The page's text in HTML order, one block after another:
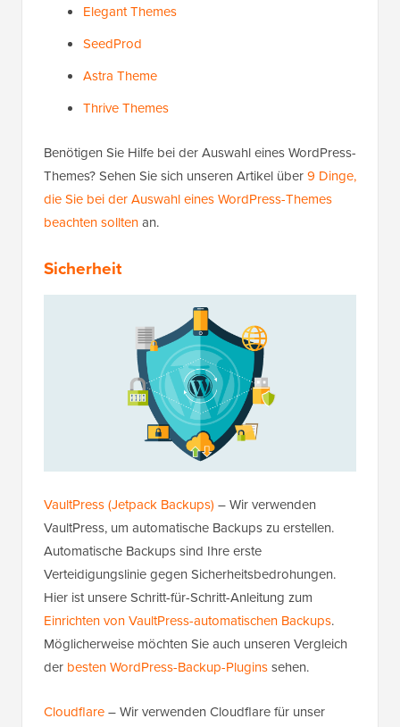
Elegant Themes
SeedProd
Astra Theme
Thrive Themes
Benötigen Sie Hilfe bei der Auswahl eines WordPress-
Themes? Sehen Sie sich unseren Artikel über9 Dinge,
die Sie bei der Auswahl eines WordPress-Themes
beachten solltenan.
Sicherheit
VaultPress (Jetpack Backups) – Wir verwenden
VaultPress, um automatische Backups zu erstellen.
Automatische Backups sind Ihre erste
Verteidigungslinie gegen Sicherheitsbedrohungen.
Hier ist unsere Schritt-für-Schritt-Anleitung zum
Einrichten von VaultPress-automatischen Backups.
Möglicherweise möchten Sie auch unseren Vergleich
der besten WordPress-Backup-Pluginssehen.
Cloudflare– Wir verwenden Cloudflare für unser